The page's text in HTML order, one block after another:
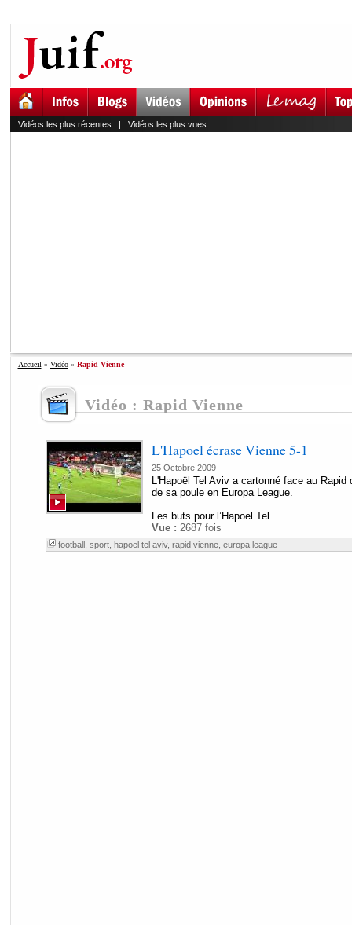
Vidéos les plus récentes | Vidéos les plus vues
Accueil » Vidéo» Rapid Vienne
Vidéo : Rapid Vienne
L'Hapoel écrase Vienne 5-1
25 Octobre 2009
L'Hapoël Tel Aviv a cartonné face au
de sa poule en Europa League.
Les buts pour l’Hapoel Tel...
Vue : 2687 fois
football, sport, hapoel tel aviv, rapid vienne, europa league